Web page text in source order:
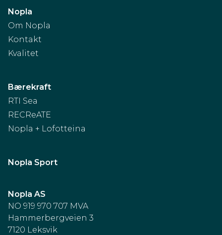
Nopla
Om Nopla
Kontakt
Kvalitet
Bærekraft
RTI Sea
RECReATE
Nopla + Lofotteina
Nopla Sport
Nopla AS
NO 919 970 707 MVA
Hammerbergveien 3
7120 Leksvik